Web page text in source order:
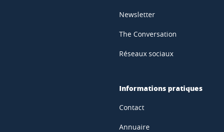
Newsletter
The Conversation
Réseaux sociaux
Informations pratiques
Contact
Annuaire